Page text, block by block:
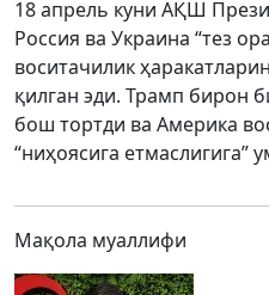
18 апрель куни АҚШ
Россия ва Украина “тез
воситачилик
қилган эди. Трамп бирон
бош тортди ва Америка
“ниҳоясига етмаслигига”
Мақола муаллифи